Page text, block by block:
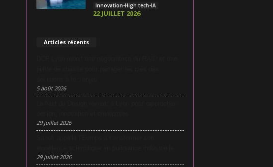
Innovation-High tech-IA
22 JUILLET 2026
Articles récents
5 août 2026
29 juillet 2026
29 juillet 2026